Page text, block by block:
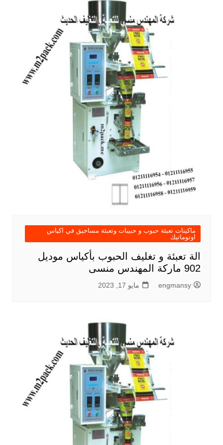
ماكينات تعبئة حبوب و حبيبات وتعبئة مساحيق في اكياس
اوتوماتيك
الة تعبئة و تغليف الحبوب بأكياس موديل
902 ماركة المهندس منسى
engmansy مايو 17, 2023